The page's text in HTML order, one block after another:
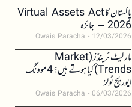
پاکستان کا Virtual Assets Act
2026 – جائزہ
Owais Paracha 12/03/2026
مارکیٹ ٹرینڈز (Market
Trends) کیا ہوتے ہیں؟ 4 موونگ
ایوریج ٹولز
Owais Paracha 06/03/2026